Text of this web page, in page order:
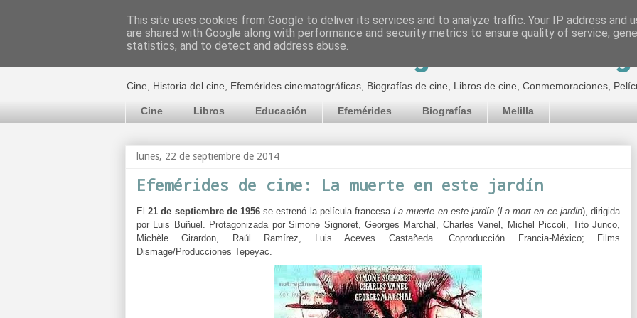
El cultural cinematográfico de Jorge
Cine, Historia del cine, Efemérides cinematográficas, Biografías de cine, Libros de cine, Conmemoraciones,
Cine Libros Educación Efemérides Biografías Melilla
lunes, 22 de septiembre de 2014
Efemérides de cine: La muerte en este jardín
El21 de septiembre de 1956se estrenó la película francesaLa muerte en este jardín(La mort en ce jardin), dirigida
por Luis Buñuel. Protagonizada por Simone Signoret, Georges Marchal, Charles Vanel, Michel Piccoli, Tito Junco,
Michèle Girardon, Raúl Ramírez, Luis Aceves Castañeda.Coproducción Francia-México; Films
Dismage/Producciones Tepeyac.
This site uses cookies from Google to deliver its services and to analyze traffic. Your IP address and
are shared with Google along with performance and security metrics to ensure quality of service,
statistics, and to detect and address abuse.